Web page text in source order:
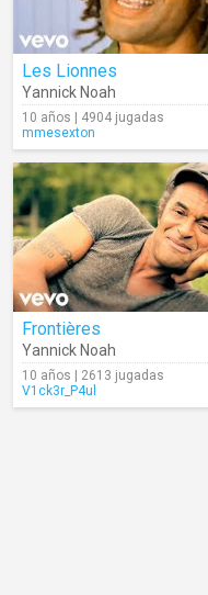
Les Lionnes
Yannick Noah
10 años | 4904 jugadas
mmesexton
Frontières
Yannick Noah
10 años | 2613 jugadas
V1ck3r_P4ul